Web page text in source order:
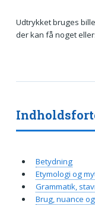
Udtrykket bruges
der kan få noget
Betydning
Etymologi og
Grammatik,
Brug, nuance